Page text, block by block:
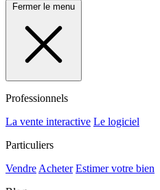
Fermer le menu
Professionnels
La vente interactive Le logiciel
Particuliers
Vendre Acheter Estimer votre bien